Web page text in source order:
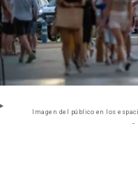
Imagen del público en los
-